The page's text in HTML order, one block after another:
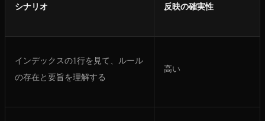
シナリオ 反映の確実性
インデックスの1行を見て、ルール
の存在と要旨を理解する
高い